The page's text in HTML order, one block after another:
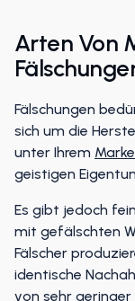
Arten Von
Fälschungen
sich um die
unter Ihrem
geistigen
Es gibt jedoch
mit gefälschten
Fälscher
identische